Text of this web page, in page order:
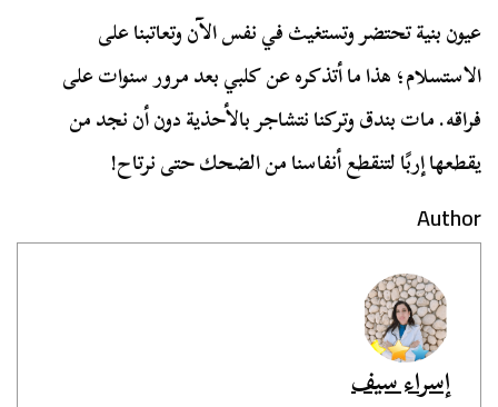
عيون بنية تحتضر وتستغيث في نفس الآن وتعاتبنا على
الاستسلام؛ هذا ما أتذكره عن كلبي بعد مرور سنوات على
فراقه. مات بندق وتركنا نتشاجر بالأحذية دون أن نجد من
يقطعها إربًا لتنقطع أنفاسنا من الضحك حتى نرتاح!
Author
إسراء سيف